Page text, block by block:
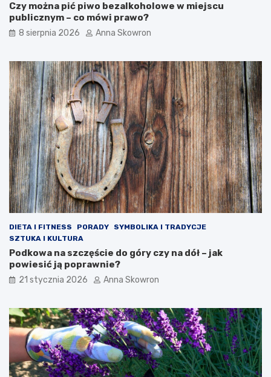
Czy można pić piwo bezalkoholowe w miejscu
publicznym – co mówi prawo?
8 sierpnia 2026 Anna Skowron
DIETA I FITNESS PORADY
SYMBOLIKA I TRADYCJE
SZTUKA I KULTURA
Podkowa na szczęście do góry czy na dół – jak
powiesić ją poprawnie?
21 stycznia 2026 Anna Skowron